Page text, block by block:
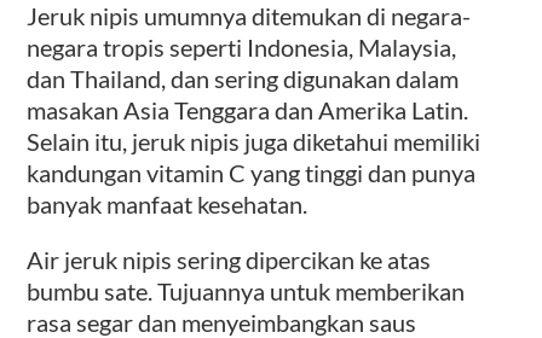
Jeruk nipis umumnya ditemukan di negara-
negara tropis seperti Indonesia, Malaysia,
dan Thailand, dan sering digunakan dalam
masakan Asia Tenggara dan Amerika Latin.
Selain itu, jeruk nipis juga diketahui memiliki
kandungan vitamin C yang tinggi dan punya
banyak manfaat kesehatan.
Air jeruk nipis sering dipercikan ke atas
bumbu sate. Tujuannya untuk memberikan
rasa segar dan menyeimbangkan saus